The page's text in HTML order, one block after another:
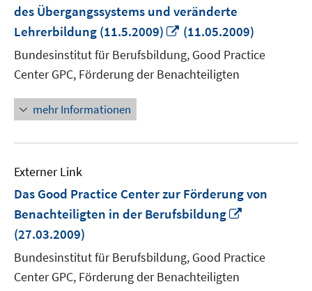
des Übergangssystems und veränderte
Lehrerbildung (11.5.2009)
In
neuem
Fenster
öffnen
(11.05.2009)
Bundesinstitut für Berufsbildung, Good Practice
Center GPC, Förderung der Benachteiligten
mehr Informationen
Externer Link
Das Good Practice Center zur Förderung von
Benachteiligten in der Berufsbildung
öffnen
(27.03.2009)
Bundesinstitut für Berufsbildung, Good Practice
Center GPC, Förderung der Benachteiligten